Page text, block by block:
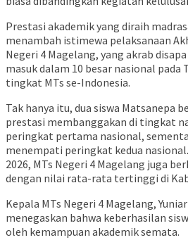
Prestasi akademik yang diraih
menambah istimewa pelaksanaan
Negeri 4 Magelang, yang akrab
masuk dalam 10 besar nasional pada
tingkat MTs se-Indonesia.
Tak hanya itu, dua siswa Matsanepa
prestasi membanggakan di tingkat
peringkat pertama nasional,
menempati peringkat kedua
2026, MTs Negeri 4 Magelang juga
dengan nilai rata-rata tertinggi di
Kepala MTs Negeri 4 Magelang,
menegaskan bahwa keberhasilan
oleh kemampuan akademik semata.